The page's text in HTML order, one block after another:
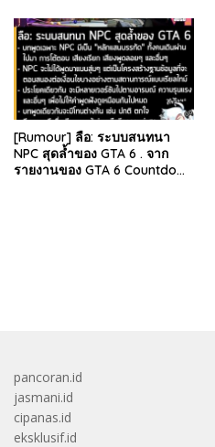
[Rumour] ลือ: ระบบสนทนา
NPC สุดล้ำของ GTA 6 . จาก
รายงานของ GTA 6 Countdown
pancoran.id
jasmani.id
cipanas.id
eksklusif.id